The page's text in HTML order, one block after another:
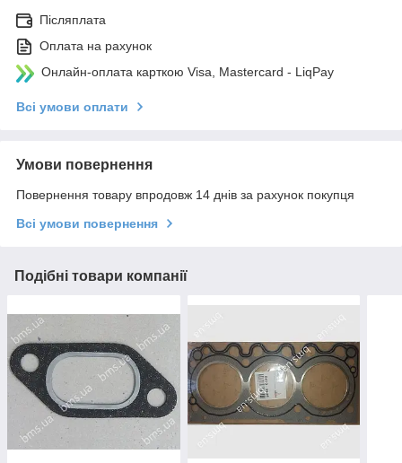
Післяплата
Оплата на рахунок
Онлайн-оплата карткою Visa, Mastercard - LiqPay
Всі умови оплати
Умови повернення
Повернення товару впродовж 14 днів за рахунок покупця
Всі умови повернення
Подібні товари компанії